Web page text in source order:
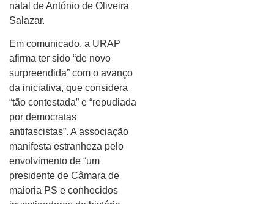
natal de António de Oliveira
Salazar.
Em comunicado, a URAP
afirma ter sido “de novo
surpreendida” com o avanço
da iniciativa, que considera
“tão contestada” e “repudiada
por democratas
antifascistas”. A associação
manifesta estranheza pelo
envolvimento de “um
presidente de Câmara de
maioria PS e conhecidos